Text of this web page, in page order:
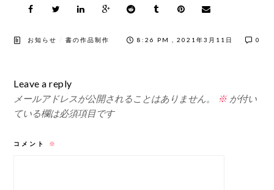
お知らせ /書の作品制作 8:26 PM , 2021年3月11日 0
Leave a reply
メールアドレスが公開されることはありません。 ※が付い
ている欄は必須項目です
コメント ※